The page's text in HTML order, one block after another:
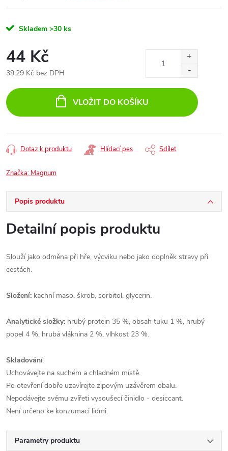
Skladem >30 ks
44 Kč
39,29 Kč bez DPH
cena:
VLOŽIT DO KOŠÍKU
Dotaz k produktu Hlídací pes Sdílet
Značka: Magnum
Popis produktu
Detailní popis produktu
Slouží jako odměna při hře, výcviku nebo jako doplněk stravy při
cestách.
Složení: kachní maso, škrob, sorbitol, glycerin.
Analytické složky: hrubý protein 35 %, obsah tuku 1 %, hrubý
popel 4 %, hrubá vláknina 2 %, vlhkost 23 %.
Skladování:
Uchovávejte na suchém a chladném místě.
Po otevření dobře uzavírejte zipovým uzávěrem obalu.
Nepodávejte svému zvířeti vysoušecí činidlo - desiccant.
Není určeno ke konzumaci lidmi.
Parametry produktu